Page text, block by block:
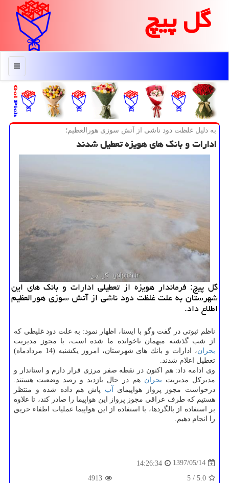
گل پیچ
منو
به دلیل غلظت دود ناشی از آتش سوزی هورالعظیم؛
ادارات و بانك های هویزه تعطیل شدند
گل پیچ: فرماندار هویزه از تعطیلی ادارات و بانك های این
شهرستان به علت غلظت دود ناشی از آتش سوزی هورالعظیم
اطلاع داد.
ناظم ثبوتی در گفت وگو با ایسنا، اظهار نمود: به علت دود غلیظی كه
از شب گذشته میهمان ناخوانده ما شده است، با مجوز مدیریت
بحران
، ادارات و بانك های شهرستان، امروز یكشنبه (14 مردادماه)
تعطیل اعلام شدند.
وی ادامه داد: هم اكنون در نقطه صفر مرزی قرار دارم و استاندار و
مدیركل مدیریت بحران هم در حال بازدید و رصد وضعیت هستند.
درخواست مجوز پرواز هواپیمای
آب پاش هم داده شده و منتظر
هستیم كه طرف عراقی مجوز پرواز این هواپیما را صادر كند، تا علاوه
بر استفاده از بالگردها، با استفاده از این هواپیما عملیات اطفاء حریق
را انجام دهیم.
1397/05/14
14:26:34
5.0
/
5
4913